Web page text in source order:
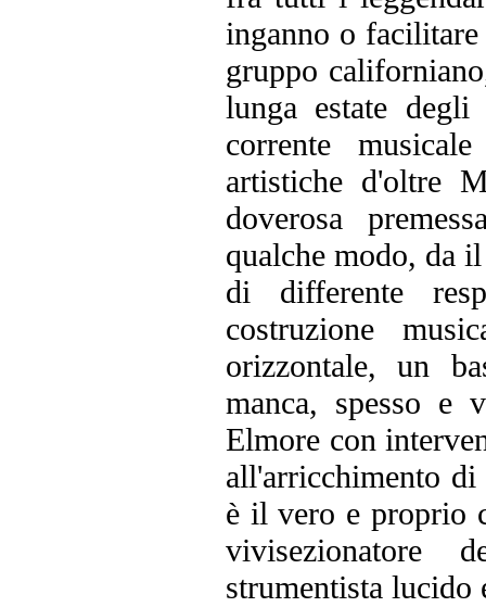
inganno o
gruppo
lunga estate
corrente
artistiche d'oltre
doverosa
qualche modo, da
di differente
costruzione
orizzontale, un
manca, spesso e
Elmore con
all'arricchimento di
è il vero e proprio
vivisezionatore
strumentista lucido